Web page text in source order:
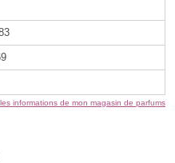
informations de mon magasin de parfums